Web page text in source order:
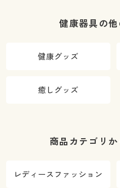
健康器具の他
健康グッズ
癒しグッズ
商品カテゴリ
レディースファッション